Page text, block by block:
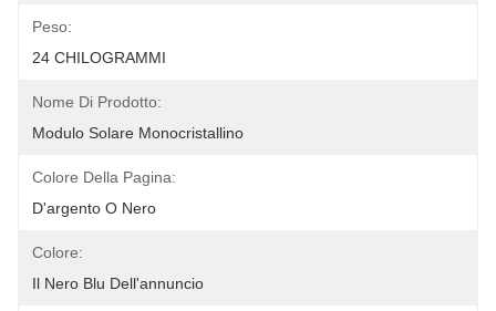
Peso:
24 CHILOGRAMMI
Nome Di Prodotto:
Modulo Solare Monocristallino
Colore Della Pagina:
D'argento O Nero
Colore:
Il Nero Blu Dell'annuncio